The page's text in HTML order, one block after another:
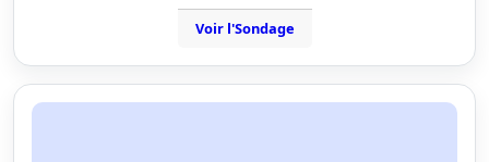
Voir l'Sondage